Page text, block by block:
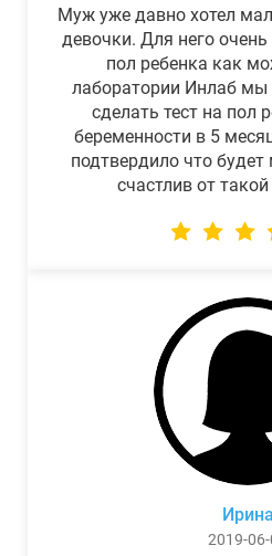
Муж уже давно хотел
девочки. Для него
пол ребенка как
лаборатории Инлаб
сделать тест на пол
беременности в 5
подтвердило что
счастлив от
Ирина
2019-